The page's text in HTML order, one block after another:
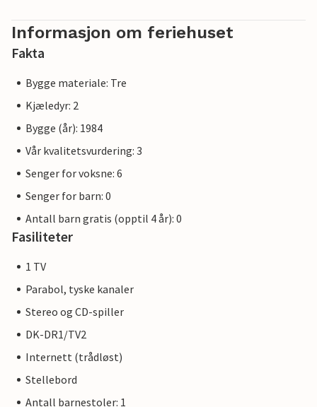
Informasjon om feriehuset
Fakta
Bygge materiale: Tre
Kjæledyr: 2
Bygge (år): 1984
Vår kvalitetsvurdering: 3
Senger for voksne: 6
Senger for barn: 0
Antall barn gratis (opptil 4 år): 0
Fasiliteter
1 TV
Parabol, tyske kanaler
Stereo og CD-spiller
DK-DR1/TV2
Internett (trådløst)
Stellebord
Antall barnestoler: 1